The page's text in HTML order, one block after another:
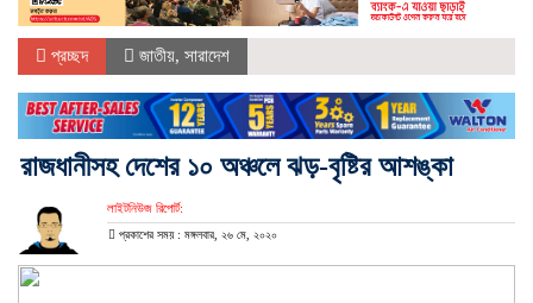
প্রচ্ছদ জাতীয়, সারাদেশ
রাজধানীসহ দেশের ১০ অঞ্চলে ঝড়-বৃষ্টির আশঙ্কা
লাইটনিউজ রিপোর্ট:
প্রকাশের সময় : মঙ্গলবার, ২৬ মে, ২০২০